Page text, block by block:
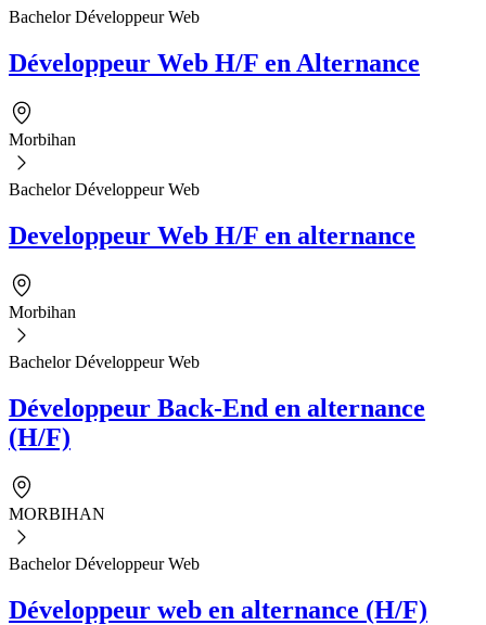
Bachelor Développeur Web
Développeur Web H/F en Alternance
Morbihan
Bachelor Développeur Web
Developpeur Web H/F en alternance
Morbihan
Bachelor Développeur Web
Développeur Back-End en alternance
(H/F)
MORBIHAN
Bachelor Développeur Web
Développeur web en alternance (H/F)